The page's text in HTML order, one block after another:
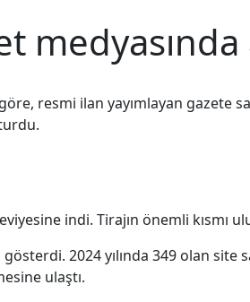
medyasında
resmi ilan yayımlayan gazete
indi. Tirajın önemli kısmı
2024 yılında 349 olan site
ulaştı.